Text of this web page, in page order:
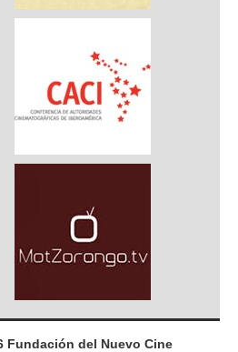
Fundación del Nuevo Cine